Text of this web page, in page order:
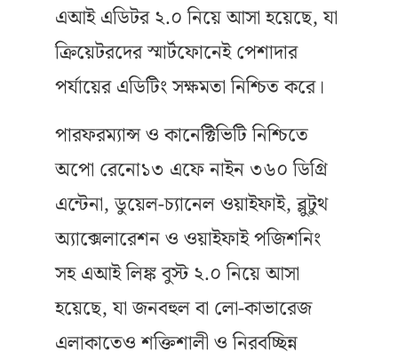
এআই এডিটর ২.০ নিয়ে আসা হয়েছে, যা
ক্রিয়েটরদের স্মার্টফোনেই পেশাদার
পর্যায়ের এডিটিং সক্ষমতা নিশ্চিত করে।
পারফরম্যান্স ও কানেক্টিভিটি নিশ্চিতে
অপো রেনো১৩ এফে নাইন ৩৬০ ডিগ্রি
এন্টেনা, ডুয়েল-চ্যানেল ওয়াইফাই, ব্লুটুথ
অ্যাক্সেলারেশন ও ওয়াইফাই পজিশনিং
সহ এআই লিঙ্ক বুস্ট ২.০ নিয়ে আসা
হয়েছে, যা জনবহুল বা লো-কাভারেজ
এলাকাতেও শক্তিশালী ও নিরবচ্ছিন্ন